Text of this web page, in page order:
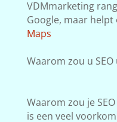
VDMmarketing
Google, maar
Maps
Waarom zou u
Waarom zou je
is een veel